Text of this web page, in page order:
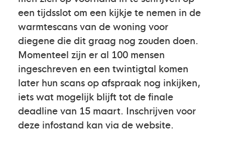
een tijdsslot om een kijkje te nemen in de
warmtescans van de woning voor
diegene die dit graag nog zouden doen.
Momenteel zijn er al 100 mensen
ingeschreven en een twintigtal komen
later hun scans op afspraak nog inkijken,
iets wat mogelijk blijft tot de finale
deadline van 15 maart. Inschrijven voor
deze infostand kan via de website.